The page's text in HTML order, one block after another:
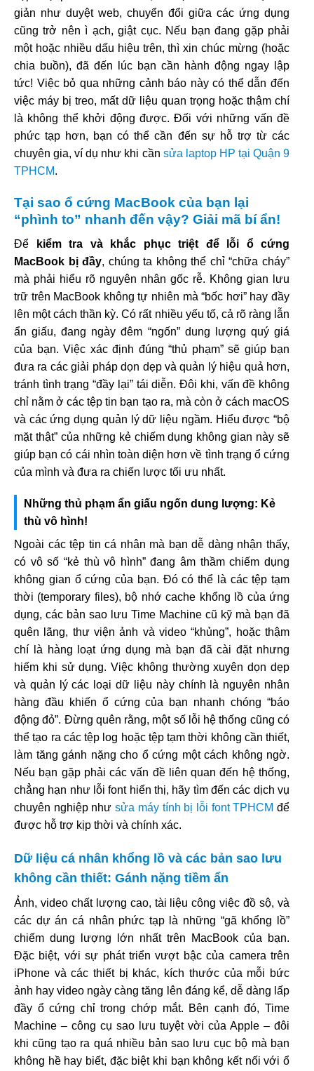
giản như duyệt web, chuyển đổi giữa các ứng dụng
cũng trở nên ì ạch, giật cục. Nếu bạn đang gặp phải
một hoặc nhiều dấu hiệu trên, thì xin chúc mừng (hoặc
chia buồn), đã đến lúc bạn cần hành động ngay lập
tức! Việc bỏ qua những cảnh báo này có thể dẫn đến
việc máy bị treo, mất dữ liệu quan trọng hoặc thậm chí
là không thể khởi động được. Đối với những vấn đề
phức tạp hơn, bạn có thể cần đến sự hỗ trợ từ các
chuyên gia, ví dụ như khi cần sửa laptop HP tại Quận 9
TPHCM.
Tại sao ổ cứng MacBook của bạn lại
“phình to” nhanh đến vậy? Giải mã bí ẩn!
Để
kiểm tra và khắc phục triệt để lỗi ổ cứng
MacBook bị đầy, chúng ta không thể chỉ “chữa cháy”
mà phải hiểu rõ nguyên nhân gốc rễ. Không gian lưu
trữ trên MacBook không tự nhiên mà “bốc hơi” hay đầy
lên một cách thần kỳ. Có rất nhiều yếu tố, cả rõ ràng lẫn
ẩn giấu, đang ngày đêm “ngốn” dung lượng quý giá
của bạn. Việc xác định đúng “thủ phạm” sẽ giúp bạn
đưa ra các giải pháp dọn dẹp và quản lý hiệu quả hơn,
tránh tình trạng “đầy lại” tái diễn. Đôi khi, vấn đề không
chỉ nằm ở các tệp tin bạn tạo ra, mà còn ở cách macOS
và các ứng dụng quản lý dữ liệu ngầm. Hiểu được “bộ
mặt thật” của những kẻ chiếm dụng không gian này sẽ
giúp bạn có cái nhìn toàn diện hơn về tình trạng ổ cứng
của mình và đưa ra chiến lược tối ưu nhất.
Những thủ phạm ẩn giấu ngốn dung lượng: Kẻ
thù vô hình!
Ngoài các tệp tin cá nhân mà bạn dễ dàng nhận thấy,
có vô số “kẻ thù vô hình” đang âm thầm chiếm dụng
không gian ổ cứng của bạn. Đó có thể là các tệp tạm
thời (temporary files), bộ nhớ cache khổng lồ của ứng
dụng, các bản sao lưu Time Machine cũ kỹ mà bạn đã
quên lãng, thư viện ảnh và video “khủng”, hoặc thậm
chí là hàng loạt ứng dụng mà bạn đã cài đặt nhưng
hiếm khi sử dụng. Việc không thường xuyên dọn dẹp
và quản lý các loại dữ liệu này chính là nguyên nhân
hàng đầu khiến ổ cứng của bạn nhanh chóng “báo
động đỏ”. Đừng quên rằng, một số lỗi hệ thống cũng có
thể tạo ra các tệp log hoặc tệp tạm thời không cần thiết,
làm tăng gánh nặng cho ổ cứng một cách không ngờ.
Nếu bạn gặp phải các vấn đề liên quan đến hệ thống,
chẳng hạn như lỗi font hiển thị, hãy tìm đến các dịch vụ
chuyên nghiệp nhưsửa máy tính bị lỗi font TPHCM để
được hỗ trợ kịp thời và chính xác.
Dữ liệu cá nhân khổng lồ và các bản sao lưu
không cần thiết: Gánh nặng tiềm ẩn
Ảnh, video chất lượng cao, tài liệu công việc đồ sộ, và
các dự án cá nhân phức tạp là những “gã khổng lồ”
chiếm dung lượng lớn nhất trên MacBook của bạn.
Đặc biệt, với sự phát triển vượt bậc của camera trên
iPhone và các thiết bị khác, kích thước của mỗi bức
ảnh hay video ngày càng tăng lên đáng kể, dễ dàng lấp
đầy ổ cứng chỉ trong chớp mắt. Bên cạnh đó, Time
Machine – công cụ sao lưu tuyệt vời của Apple – đôi
khi cũng tạo ra quá nhiều bản sao lưu cục bộ mà bạn
không hề hay biết, đặc biệt khi bạn không kết nối với ổ